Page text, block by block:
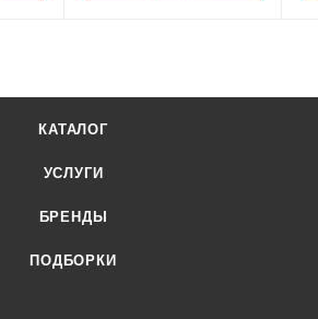
КАТАЛОГ
УСЛУГИ
БРЕНДЫ
ПОДБОРКИ